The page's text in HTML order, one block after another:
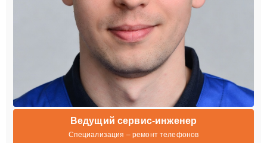
Ведущий сервис-инженер
Специализация – ремонт телефонов